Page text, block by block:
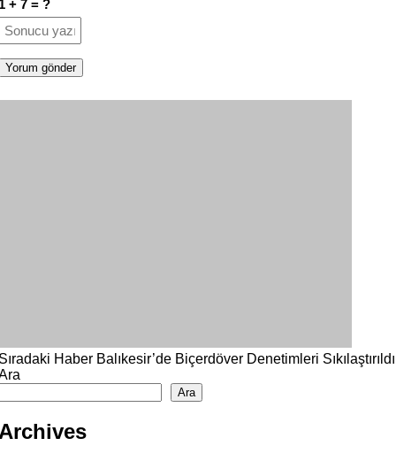
+ 7 = ?
Haber Balıkesir’de Biçerdöver Denetimleri Sıkılaştırıldı
Ara